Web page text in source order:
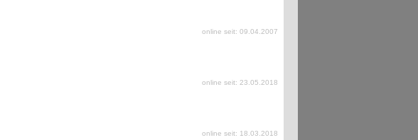
online seit: 09.04.2007
online seit: 23.05.2018
online seit: 18.03.2018